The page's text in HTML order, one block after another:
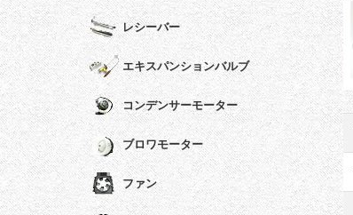
レシーバー
エキスパンションバルブ
コンデンサーモーター
ブロワモーター
ファン